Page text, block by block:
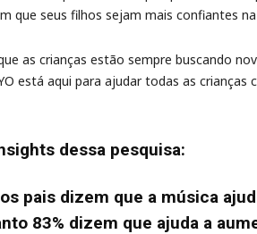
que seus filhos sejam mais confiantes
as crianças estão sempre buscando
está aqui para ajudar todas as crianças
dessa pesquisa:
pais dizem que a música
83% dizem que ajuda a